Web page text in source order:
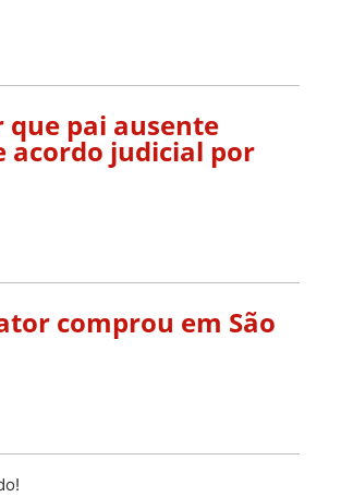
pai ausente
acordo judicial por
comprou em São